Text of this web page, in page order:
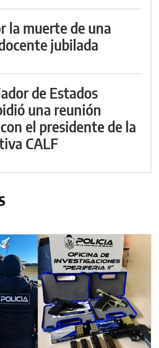
la muerte de una
jubilada
de Estados
una reunión
el presidente de la
CALF